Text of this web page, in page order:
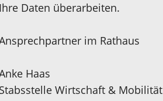
Ihre Daten überarbeiten.
im Rathaus
Haas
Stabsstelle Wirtschaft & Mobilität